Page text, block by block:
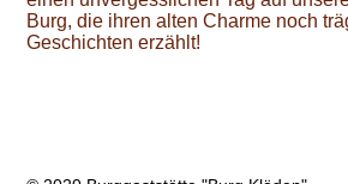
Burg, die ihren alten Charme noch
Geschichten erzählt!